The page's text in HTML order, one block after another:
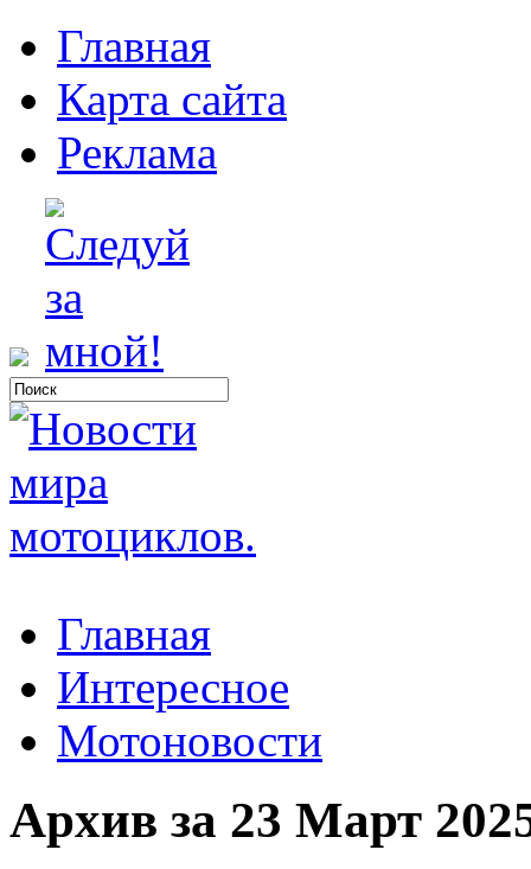
Главная
Карта сайта
Реклама
Главная
Интересное
Мотоновости
Архив за 23 Март